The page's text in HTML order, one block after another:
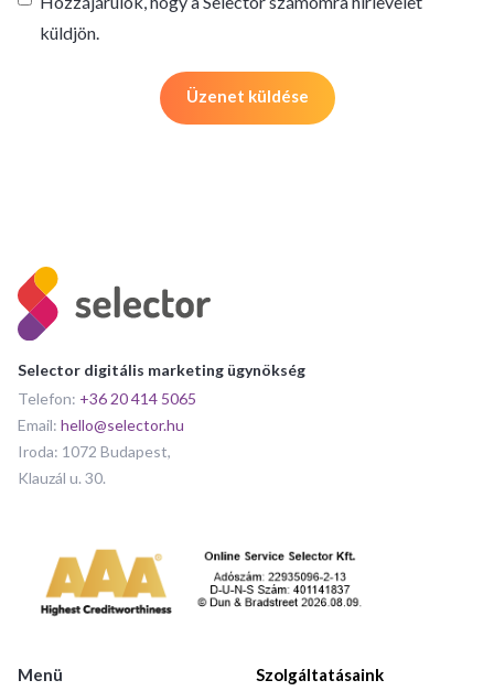
küldjön.
Selector digitális marketing ügynökség
Telefon: +36 20 414 5065
Email: hello@selector.hu
Iroda: 1072 Budapest,
Klauzál u. 30.
Menü Szolgáltatásaink